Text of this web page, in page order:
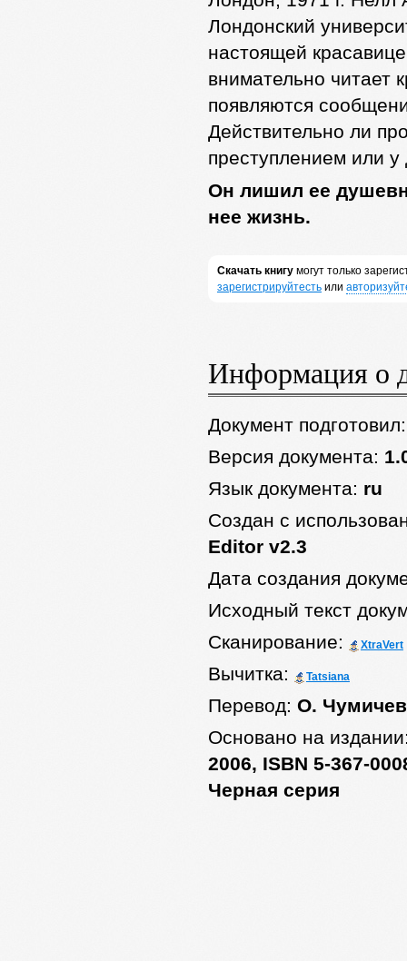
Лондонский
настоящей
внимательно читает
появляются
Действительно ли
преступлением или
Он лишил ее
нее жизнь.
Скачать книгумогут только
зарегистрируйтестьили
Информация о
Документ
Версия документа:
Язык документа: ru
Создан с
Editor v2.3
Дата создания
Исходный текст
Сканирование:
XtraVert
Вычитка: Tatsiana
Перевод: О.
Основано на
2006, ISBN 5-367-
Черная серия